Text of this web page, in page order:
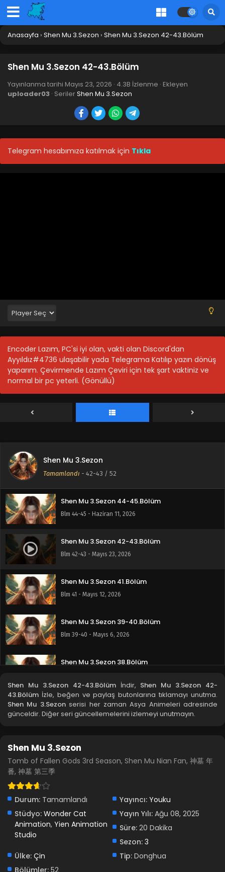
Anasayfa › Shen Mu 3.Sezon › Shen Mu 3.Sezon 42-43.Bölüm
Shen Mu 3.Sezon 42-43.Bölüm
Yayınlanma tarihi Mayıs 23, 2026 · 4.3B İzlenme · Ekleyen
uploader03 · SerilerShen Mu 3.Sezon
Telegram hesabımıza katılmak için Tıkla
Encoder Lazım, PC'si iyi olan, vakti olan Discord'dan
Ayyıldız#4736 ulaşabilir yada Telegrama Katılıp yazın dönüş
yaparım. Çevirmende Lazım Çeviri için tek şart vaktiniz ve
normal bir pc yeterli. (Gönüllü)
Shen Mu 3.Sezon
Tamamlandı - 42-43 / 52
Blm 50-52 - Temmuz 24, 2026
Shen Mu 3.Sezon 49.Bölüm
Blm 49 - Temmuz 6, 2026
Shen Mu 3.Sezon 47-48.Bölüm
Shen Mu 3.Sezon 46.Bölüm
Blm 46 - Haziran 16, 2026
Shen Mu 3.Sezon 44-45.Bölüm
Blm 44-45 - Haziran 11, 2026
Shen Mu 3.Sezon 42-43.Bölüm
Blm 42-43 - Mayıs 23, 2026
Shen Mu 3.Sezon 41.Bölüm
Blm 41 - Mayıs 12, 2026
Shen Mu 3.Sezon 39-40.Bölüm
Blm 39-40 - Mayıs 6, 2026
Shen Mu 3.Sezon 38.Bölüm
Shen Mu 3.Sezon 37.Bölüm
Blm 37 - Nisan 17, 2026
Blm 34-35 - Nisan 3, 2026
Shen Mu 3.Sezon 33.Bölüm
Shen Mu 3.Sezon 31-32.Bölüm
Shen Mu 3.Sezon 42-43.Bölümİndir, Shen Mu 3.Sezon 42-
43.Bölüm İzle, beğen ve paylaş butonlarına tıklamayı unutma.
Shen Mu 3.Sezonserisi her zaman Asya Animeleri adresinde
günceldir. Diğer seri güncellemelerini izlemeyi unutmayın.
Shen Mu 3.Sezon
Tomb of Fallen Gods 3rd Season, Shen Mu Nian Fan, 神墓 年
番, 神墓 第三季
Durum: Tamamlandı Yayıncı: Youku
Stüdyo: Wonder Cat
Animation, Yien Animation
Studio
Yayın Yılı: Ağu 08, 2025
Süre: 20 Dakika
Sezon: 3
Ülke: Çin Tip: Donghua
Bölümler: 52